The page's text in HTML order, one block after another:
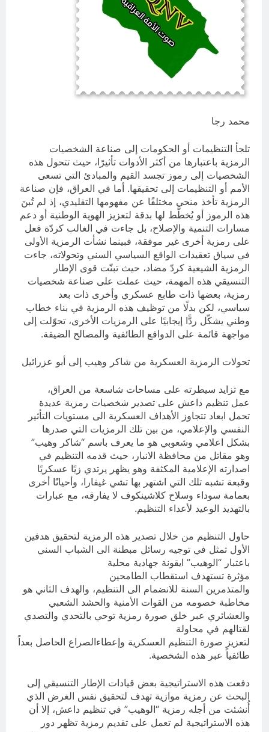
23 ساعة Ago
شعراء العراق الذين بقيت قبورهم في
المنافي.. ووصايا لم تُنفذ
محمد رجا
تلجأ التنظيمات أو الحكومات إلى صناعة الشخصيات
الرمزية باعتبارها من أكثر الأدوات تأثيرًا، حيث تتحول هذه
الشخصيات إلى رموز تجسد القيم والمبادئ التي تسعى
الأمم أو التنظيمات إلى تحقيقها. أما في العراق، فإن صناعة
الرمزية تأخذ منحى مختلفًا عن مفهومها التقليدي، إذ لم تُبنَ
هذه الرموز أو يُخطَّط لها بدقة لتعزيز الهوية الوطنية أو دعم
مسارات التنمية والإصلاح، بل جاءت في الغالب كردّة فعل
على رمزية أخرى غير موفقة، فبينما نشأت الرمزية الأولى
في سياق تعقيدات الواقع السياسي السني وتحولاته، جاءت
الرمزية الشيعية كردّ مضاد، حيث تبنّت قوى الإطار
التنسيقي هذه المهمة، حيث عملت على صناعة شخصيات
رمزية، بعضها ذات طابع عسكري وأخرى ذات بعد
سياسي، لكن بدلًا من توظيف هذه الرمزية في بناء خطاب
وطني يشكّل ردًّا إيجابيًا على الرمزيات الأخرى، تحوّلت إلى
مواجهة قائمة على الدوافع الطائفية والمصالح الضيقة.
تحولات الرمزية العسكرية من شاكر وهيب إلى أبو عزرائيل
مع تزايد سيطرته على مساحات شاسعة من العراق،
عمل تنظيم داعش على تصدير شخصيات رمزية عديدة
تحمل ابعاد تتجاوز الأهداف العسكرية الى مستويات التأثير
النفسي والإعلامي، من بين تلك الرمزيات التي صدرها
بشكل اعلامي وشعوبي هو ما يعرف باسم “شاكر وهيب”
وهو مقاتل من محافظة الانبار، حيث قدمه التنظيم في
اصدارته الإعلامية المكثفة وهو يظهر يرتدي زيًا عسكريًا
وقبعة تشبه تلك التي اشتهر بها تشي غيفارا، وأحيانًا أخرى
بعمامة سوداء وسلاح كلاشينكوف لا يفارقه، مع عبارات
بالتهديد الوعيد لأعداء التنظيم.
حاول التنظيم من خلال تصدير هذه الرمزية لتحقيق هدفين
الأول تمثل في توجيه رسائل مبطنة الى الشباب السني
باعتبار “الوهيب” ايقونة جهادية محلية
مؤثرة تستهدف استقطاب الطامحين
والمتذمرين السنة للانضمام الى التنظيم، والهدف الثاني هو
مخاطبة خصومه من القوات الأمنية والحشد الشعبي
والعشائري عبر خلق صورة رمزية توحي بالتحدي والتصدي
لقتالهم في محاولة
لتعزيز صورة التنظيم العسكرية وإعطاءالصراع الحاصل بعداً
طائفياً عبر هذه الشخصية.
دفعت هذه الاستراتيجية بعض قيادات الإطار التنسيقي إلى
البحث عن رمزية موازية تهدف لتحقيق نفس الغرض الذي
أُنشئت من أجله رمزية “الوهيب” في تنظيم داعش، إلا أن
هذه الاستراتيجية لم تعمل على تقديم رمزية تظهر دور